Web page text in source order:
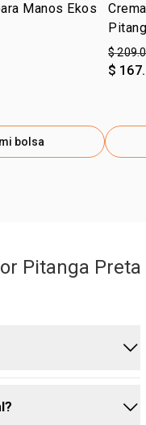
Manos Ekos
bolsa
$
$
Pitanga Preta